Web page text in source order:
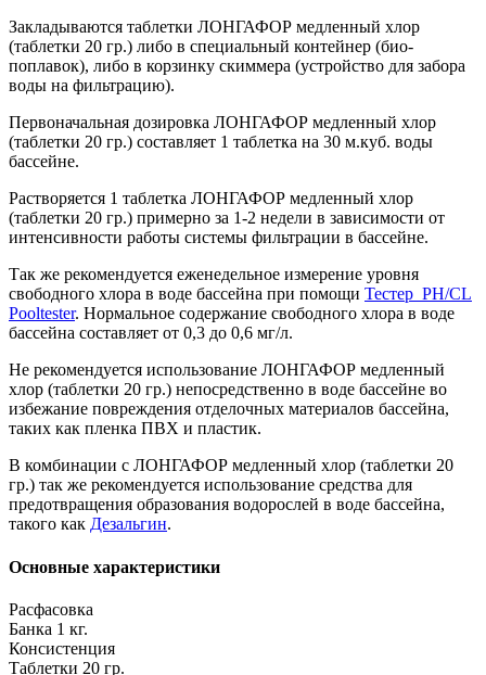
Закладываются таблетки ЛОНГАФОР медленный хлор
(таблетки 20 гр.) либо в специальный контейнер (био-
поплавок), либо в корзинку скиммера (устройство для забора
воды на фильтрацию).
Первоначальная дозировка ЛОНГАФОР медленный хлор
(таблетки 20 гр.) составляет 1 таблетка на 30 м.куб. воды
бассейне.
Растворяется 1 таблетка ЛОНГАФОР медленный хлор
(таблетки 20 гр.) примерно за 1-2 недели в зависимости от
интенсивности работы системы фильтрации в бассейне.
Так же рекомендуется еженедельное измерение уровня
свободного хлора в воде бассейна при помощи Тестер PH/CL
Pooltester. Нормальное содержание свободного хлора в воде
бассейна составляет от 0,3 до 0,6 мг/л.
Не рекомендуется использование ЛОНГАФОР медленный
хлор (таблетки 20 гр.) непосредственно в воде бассейне во
избежание повреждения отделочных материалов бассейна,
таких как пленка ПВХ и пластик.
В комбинации с ЛОНГАФОР медленный хлор (таблетки 20
гр.) так же рекомендуется использование средства для
предотвращения образования водорослей в воде бассейна,
такого как Дезальгин.
Основные характеристики
Расфасовка
Банка 1 кг.
Консистенция
Таблетки 20 гр.